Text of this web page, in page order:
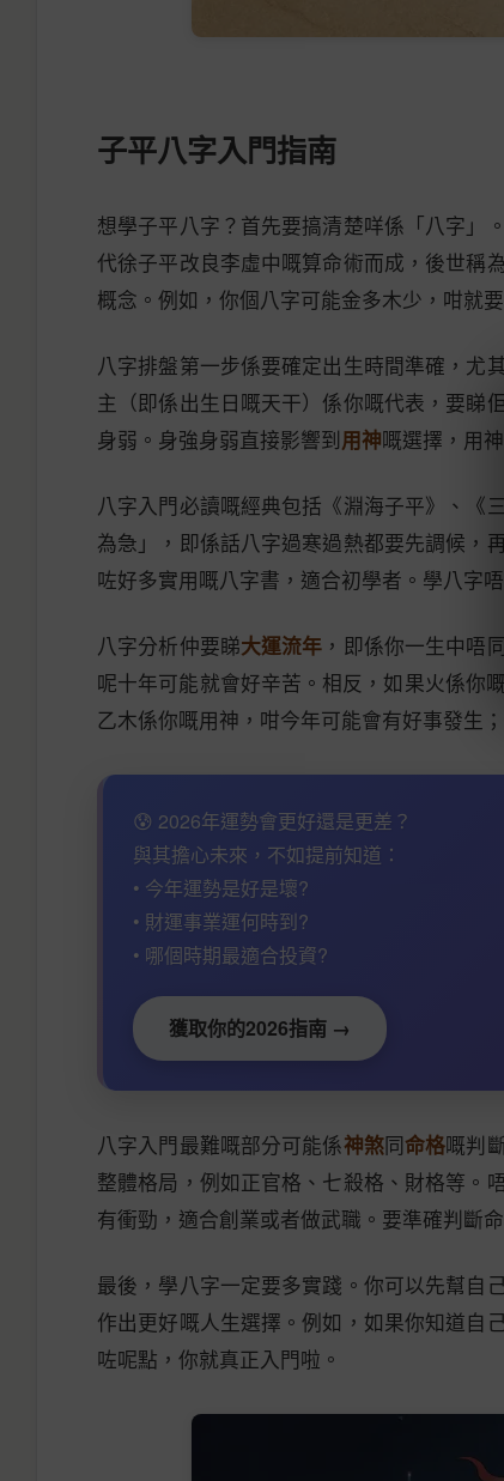
子平八字入門指南
想學子平八字？首先要搞清楚咩係「八字」
代徐子平改良李虛中嘅算命術而成，後世稱
概念。例如，你個八字可能金多木少，咁就
八字排盤第一步係要確定出生時間準確，尤
主（即係出生日嘅天干）係你嘅代表，要睇
身弱。身強身弱直接影響到用神嘅選擇，用
八字入門必讀嘅經典包括《淵海子平》、《
為急」，即係話八字過寒過熱都要先調候，
咗好多實用嘅八字書，適合初學者。學八字
八字分析仲要睇大運流年 ，即係你一生中唔
呢十年可能就會好辛苦。相反，如果火係你
乙木係你嘅用神，咁今年可能會有好事發生
😰 2026年運勢會更好還是更差？
與其擔心未來，不如提前知道：
• 今年運勢是好是壞?
• 財運事業運何時到?
• 哪個時期最適合投資?
獲取你的2026指南 →
八字入門最難嘅部分可能係神煞同命格嘅判
整體格局，例如正官格、七殺格、財格等。
有衝勁，適合創業或者做武職。要準確判斷
最後，學八字一定要多實踐。你可以先幫自
作出更好嘅人生選擇。例如，如果你知道自
咗呢點，你就真正入門啦。